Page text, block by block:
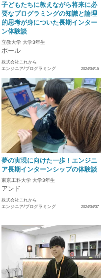
子どもたちに教えながら将来に必
要なプログラミングの知識と論理
的思考が身についた長期インター
ン体験談
立教大学 大学3年生
ポール
株式会社これから
エンジニア/プログラミング
2024/04/15
夢の実現に向けた一歩！エンジニ
ア長期インターンシップの体験談
東京工科大学 大学3年生
アンド
株式会社これから
エンジニア/プログラミング
2024/04/07